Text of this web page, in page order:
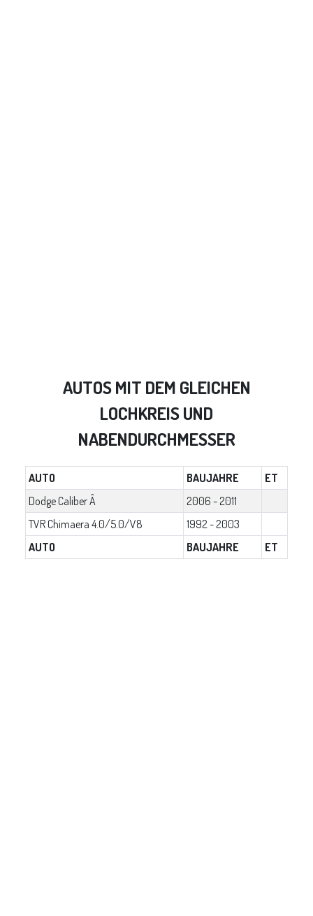
AUTOS MIT DEM GLEICHEN
LOCHKREIS UND
NABENDURCHMESSER
AUTO BAUJAHRE
ET
Dodge Caliber Â
2006 - 2011
TVR Chimaera 4.0/5.0/V8
1992 - 2003
AUTO
BAUJAHRE ET